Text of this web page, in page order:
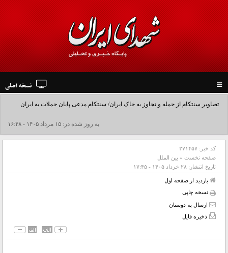
navigation
نسخه اصلی
تصاویر سنتکام از حمله و تجاوز به خاک ایران/ سنتکام مدعی پایان حملات به ایران
شد+فیلم به روز شده در: ۱۵ مرداد ۱۴۰۵ - ۱۶:۴۸
کد خبر: ۲۷۱۴۵۷
صفحه نخست » بین الملل
تاریخ انتشار: ۲۸ خرداد ۱۴۰۵ - ۱۷:۴۵
بازدید از صفحه اول
نسخه چاپی
ارسال به دوستان
ذخیره فایل